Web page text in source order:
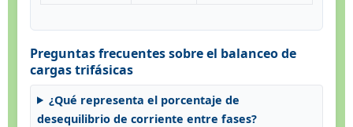
Preguntas frecuentes sobre el balanceo de
cargas trifásicas
¿Qué representa el porcentaje de
desequilibrio de corriente entre fases?